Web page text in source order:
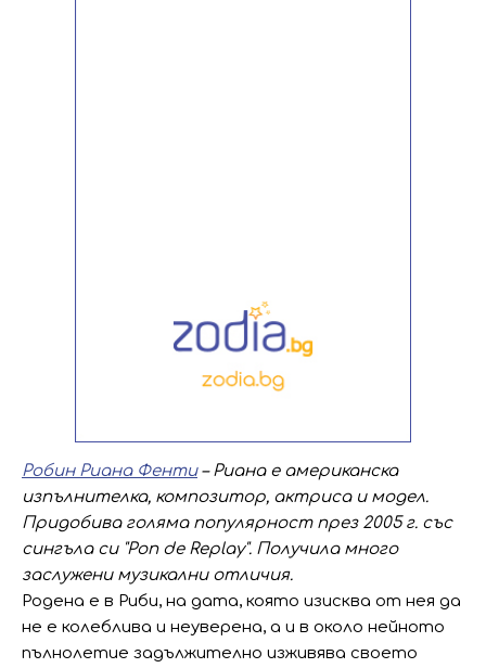
Робин Риана Фенти– Риана е американска
изпълнителка, композитор, актриса и модел.
Придобива голяма популярност през 2005 г. със
сингъла си "Pon de Replay". Получила много
заслужени музикални отличия.
Родена е в Риби, на дата, която изисква от нея да
не е колеблива и неуверена, а и в около нейното
пълнолетие задължително изживява своето